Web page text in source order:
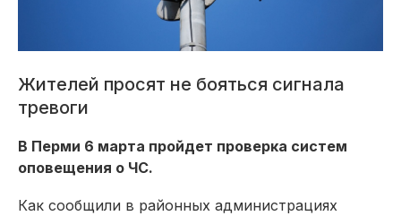
Жителей просят не бояться сигнала
тревоги
В Перми 6 марта пройдет проверка систем
оповещения о ЧС.
Как сообщили в районных администрациях